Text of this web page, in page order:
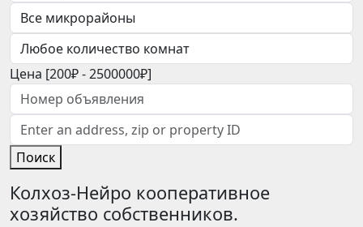
Цена [200₽-2500000₽]
Поиск
Колхоз-Нейро кооперативное
хозяйство собственников.